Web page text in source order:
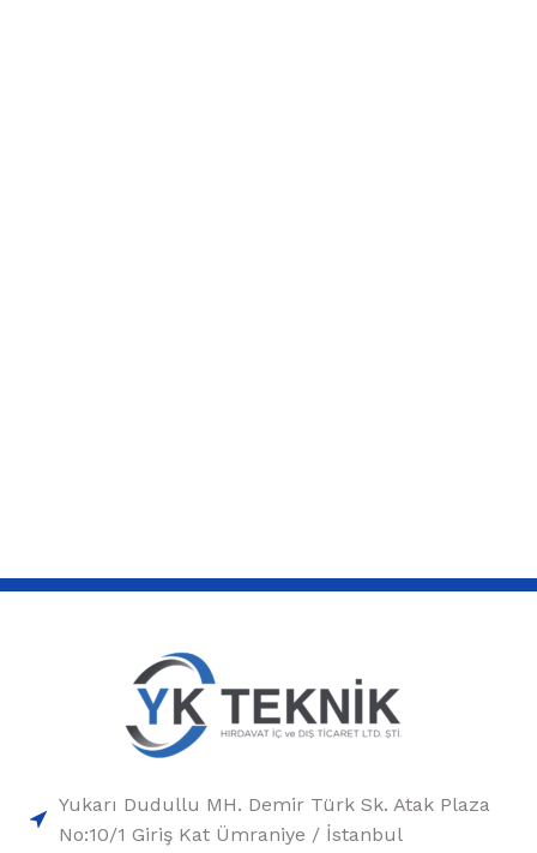
Yukarı Dudullu MH. Demir Türk Sk. Atak Plaza
No:10/1 Giriş Kat Ümraniye / İstanbul